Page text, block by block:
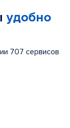
удобно
707 сервисов